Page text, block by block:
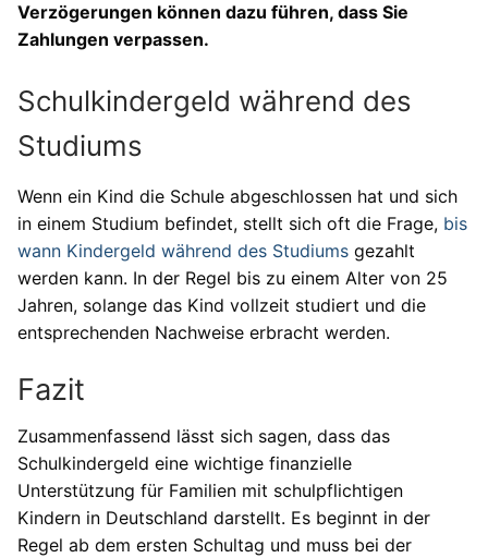
Verzögerungen können dazu führen, dass Sie
Zahlungen verpassen.
Schulkindergeld während des
Studiums
Wenn ein Kind die Schule abgeschlossen hat und sich
in einem Studium befindet, stellt sich oft die Frage, bis
wann Kindergeld während des Studiums gezahlt
werden kann. In der Regel bis zu einem Alter von 25
Jahren, solange das Kind vollzeit studiert und die
entsprechenden Nachweise erbracht werden.
Fazit
Zusammenfassend lässt sich sagen, dass das
Schulkindergeld eine wichtige finanzielle
Unterstützung für Familien mit schulpflichtigen
Kindern in Deutschland darstellt. Es beginnt in der
Regel ab dem ersten Schultag und muss bei der